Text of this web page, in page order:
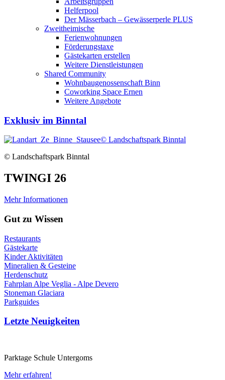
Helferpool
Der Mässerbach – Gewässerperle PLUS
Zweitheimische
Ferienwohnungen
Förderungstaxe
Gästekarten erstellen
Weitere Dienstleistungen
Shared Community
Wohnbaugenossenschaft Binn
Coworking Space Ernen
Weitere Angebote
Exklusiv im Binntal
© Landschaftspark Binntal
© Landschaftspark Binntal
TWINGI 26
Mehr Informationen
Gut zu Wissen
Restaurants
Gästekarte
Kinder Aktivitäten
Mineralien & Gesteine
Herdenschutz
Fahrplan Alpe Veglia - Alpe Devero
Stoneman Glaciara
Parkguides
Letzte Neuigkeiten
Parktage Schule Untergoms
Mehr erfahren!